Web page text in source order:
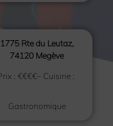
1775 Rte du Leutaz,
74120 Megève
: €€€€– Cuisine :
Gastronomique